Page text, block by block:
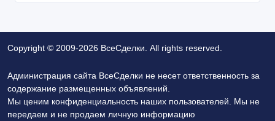
Copyright © 2009-2026 ВсеСделки. All rights reserved.
Администрация сайта ВсеСделки не несет ответственность за
содержание размещенных объявлений.
Мы ценим конфиденциальность наших пользователей. Мы не
передаем и не продаем личную информацию